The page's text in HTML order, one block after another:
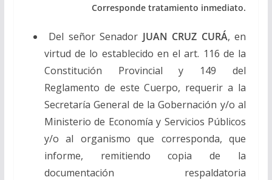
Corresponde tratamiento inmediato.
Del señor Senador JUAN CRUZ CURÁ, en
virtud de lo establecido en el art. 116 de la
Constitución Provincial y 149 del
Reglamento de este Cuerpo, requerir a la
Secretaría General de la Gobernación y/o al
Ministerio de Economía y Servicios Públicos
y/o al organismo que corresponda, que
informe, remitiendo copia de la
documentación respaldatoria